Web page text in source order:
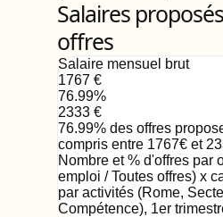
Salaires
offres
Salaire mensuel brut
1767 €
76.99%
2333 €
76.99% des offres
compris entre 1767€ et
Nombre et % d'offres par
emploi / Toutes offres) x
par activités (Rome,
Compétence), 1er